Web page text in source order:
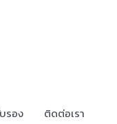
รอง ติดต่อเรา